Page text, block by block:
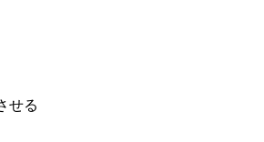
画いただきます。 課題選定から顧客
月時点）とフレキシブルな働き方を
なり、今後も成長性が大きくみられ
スファー制度などが充実している。
ローバルメンバーも多く、グローバ
せる